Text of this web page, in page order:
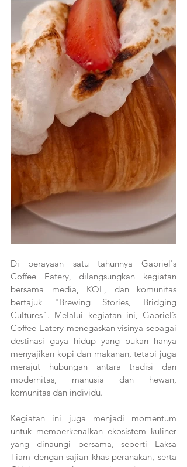
Di perayaan satu tahunnya Gabriel's
Coffee Eatery, dilangsungkan kegiatan
bersama media, KOL, dan komunitas
bertajuk "Brewing Stories, Bridging
Cultures". Melalui kegiatan ini, Gabriel’s
Coffee Eatery menegaskan visinya sebagai
destinasi gaya hidup yang bukan hanya
menyajikan kopi dan makanan, tetapi juga
merajut hubungan antara tradisi dan
modernitas, manusia dan hewan,
komunitas dan individu.
Kegiatan ini juga menjadi momentum
untuk memperkenalkan ekosistem kuliner
yang dinaungi bersama, seperti Laksa
Tiam dengan sajian khas peranakan, serta